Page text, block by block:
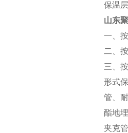
保温
山东
一、
二、
三、
形式
管、
酯地
夹克